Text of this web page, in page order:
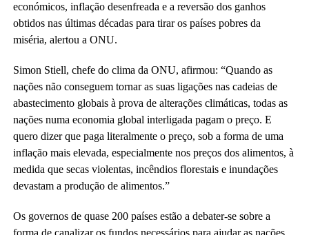
económicos, inflação desenfreada e a reversão dos ganhos
obtidos nas últimas décadas para tirar os países pobres da
miséria, alertou a ONU.
Simon Stiell, chefe do clima da ONU, afirmou: “Quando as
nações não conseguem tornar as suas ligações nas cadeias de
abastecimento globais à prova de alterações climáticas, todas as
nações numa economia global interligada pagam o preço. E
quero dizer que paga literalmente o preço, sob a forma de uma
inflação mais elevada, especialmente nos preços dos alimentos, à
medida que secas violentas, incêndios florestais e inundações
devastam a produção de alimentos.”
Os governos de quase 200 países estão a debater-se sobre a
forma de canalizar os fundos necessários para ajudar as nações